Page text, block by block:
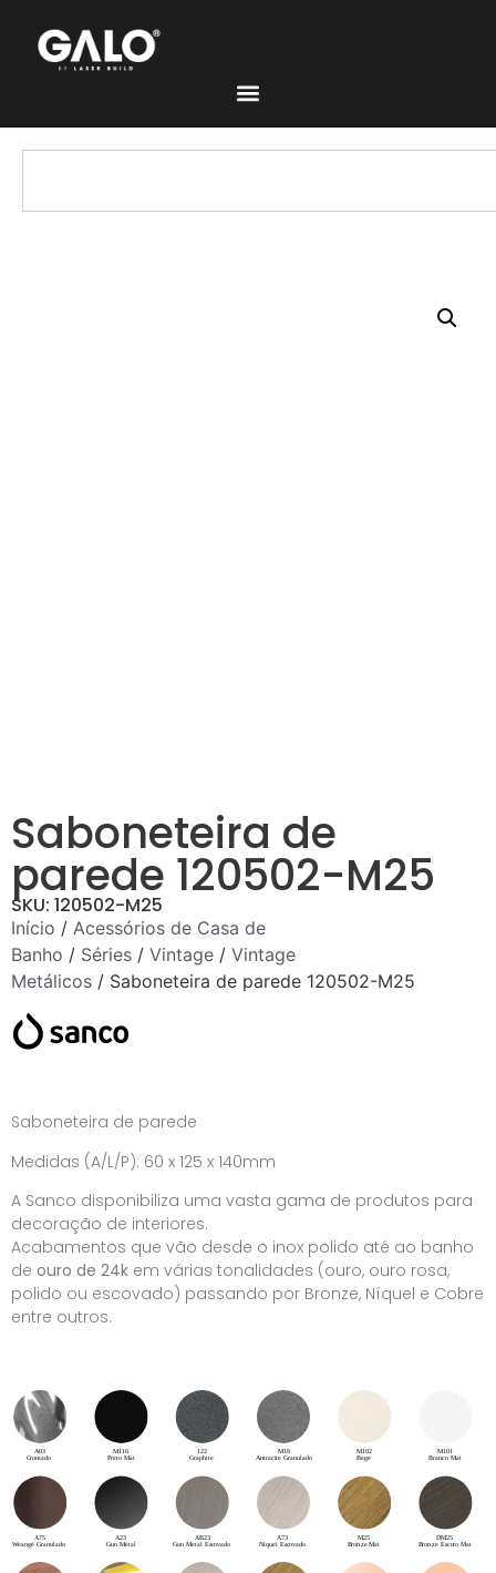
Saboneteira de
parede 120502-M25
SKU: 120502-M25
Início / Acessórios de Casa de
Banho / Séries / Vintage / Vintage
Metálicos / Saboneteira de parede 120502-M25
Saboneteira de parede
Medidas (A/L/P): 60 x 125 x 140mm
A Sanco disponibiliza uma vasta gama de produtos para
decoração de interiores.
Acabamentos que vão desde o inox polido até ao banho
de ouro de 24k em várias tonalidades (ouro, ouro rosa,
polido ou escovado) passando por Bronze, Níquel e Cobre
entre outros.